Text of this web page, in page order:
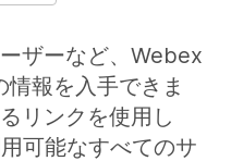
ザーなど、Webex
報を入手できま
リンクを使用し
可能なすべてのサ